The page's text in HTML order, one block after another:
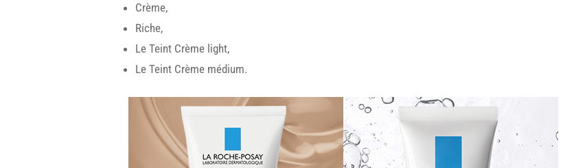
Crème,
Riche,
Le Teint Crème light,
Le Teint Crème médium.